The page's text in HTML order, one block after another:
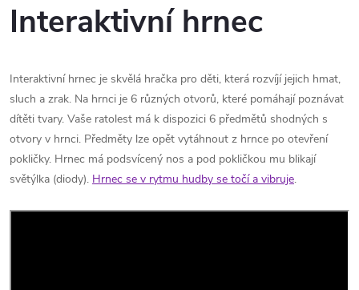
Interaktivní hrnec
Interaktivní hrnec je skvělá hračka pro děti, která rozvíjí jejich hmat,
sluch a zrak. Na hrnci je 6 různých otvorů, které pomáhají poznávat
dítěti tvary. Vaše ratolest má k dispozici 6 předmětů shodných s
otvory v hrnci. Předměty lze opět vytáhnout z hrnce po otevření
pokličky. Hrnec má podsvícený nos a pod pokličkou mu blikají
světýlka (diody). Hrnec se v rytmu hudby se točí a vibruje.